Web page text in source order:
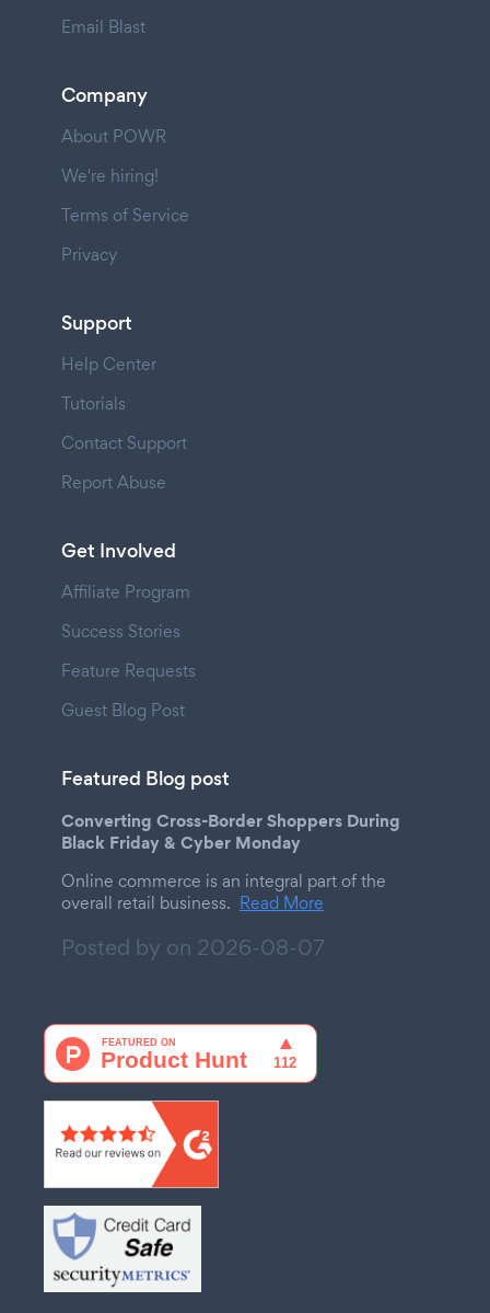
Email Blast
Company
About POWR
We're hiring!
Terms of Service
Privacy
Support
Help Center
Tutorials
Contact Support
Report Abuse
Get Involved
Affiliate Program
Success Stories
Feature Requests
Guest Blog Post
Featured Blog post
Converting Cross-Border Shoppers During
Black Friday & Cyber Monday
Online commerce is an integral part of the
overall retail business. Read More
Posted by on 2026-08-07